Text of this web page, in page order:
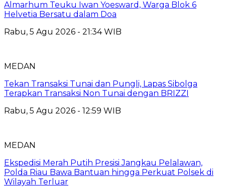
Almarhum Teuku Iwan Yoesward, Warga Blok 6
Helvetia Bersatu dalam Doa
Rabu, 5 Agu 2026 - 21:34 WIB
MEDAN
Tekan Transaksi Tunai dan Pungli, Lapas Sibolga
Terapkan Transaksi Non Tunai dengan BRIZZI
Rabu, 5 Agu 2026 - 12:59 WIB
MEDAN
Ekspedisi Merah Putih Presisi Jangkau Pelalawan,
Polda Riau Bawa Bantuan hingga Perkuat Polsek di
Wilayah Terluar